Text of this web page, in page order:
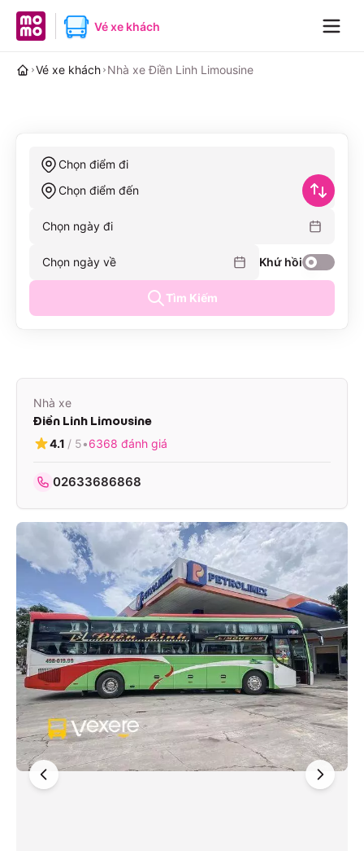
MoMo home pageVé xe khách
Vé xe khách Nhà xe Điền Linh Limousine
Chọn điểm đi
Chọn điểm đến
Chọn ngày đi
Khứ hồi
Chọn ngày về
Tìm Kiếm
Nhà xe
Điền Linh Limousine
4.1 / 5•6368 đánh giá
02633686868